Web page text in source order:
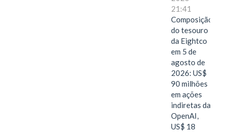
21:41
Composição
do tesouro
da Eightco
em 5 de
agosto de
2026: US$
90 milhões
em ações
indiretas da
OpenAI,
US$ 18